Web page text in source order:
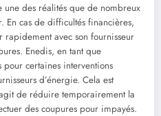
une des réalités que de nombreux
En cas de difficultés financières,
avec son fournisseur
Enedis, en tant que
certaines interventions
d’énergie. Cela est
de réduire temporairement la
des coupures pour impayés.